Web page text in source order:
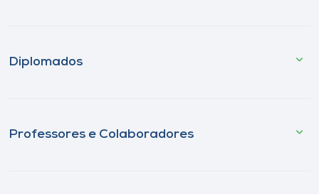
Diplomados
Professores e Colaboradores